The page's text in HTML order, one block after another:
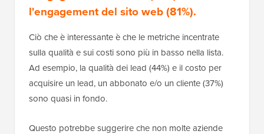
l'engagement del sito web (81%).
Ciò che è interessante è che le metriche incentrate
sulla qualità e sui costi sono più in basso nella lista.
Ad esempio, la qualità dei lead (44%) e il costo per
acquisire un lead, un abbonato e/o un cliente (37%)
sono quasi in fondo.
Questo potrebbe suggerire che non molte aziende